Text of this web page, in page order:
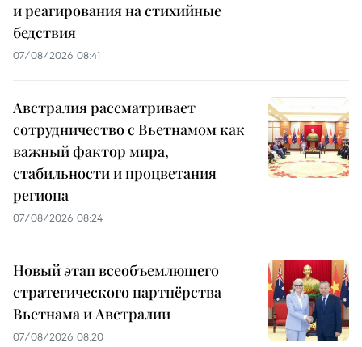
и реагирования на стихийные
бедствия
07/08/2026 08:41
Австралия рассматривает
сотрудничество с Вьетнамом как
важный фактор мира,
стабильности и процветания
региона
07/08/2026 08:24
Новый этап всеобъемлющего
стратегического партнёрства
Вьетнама и Австралии
07/08/2026 08:20